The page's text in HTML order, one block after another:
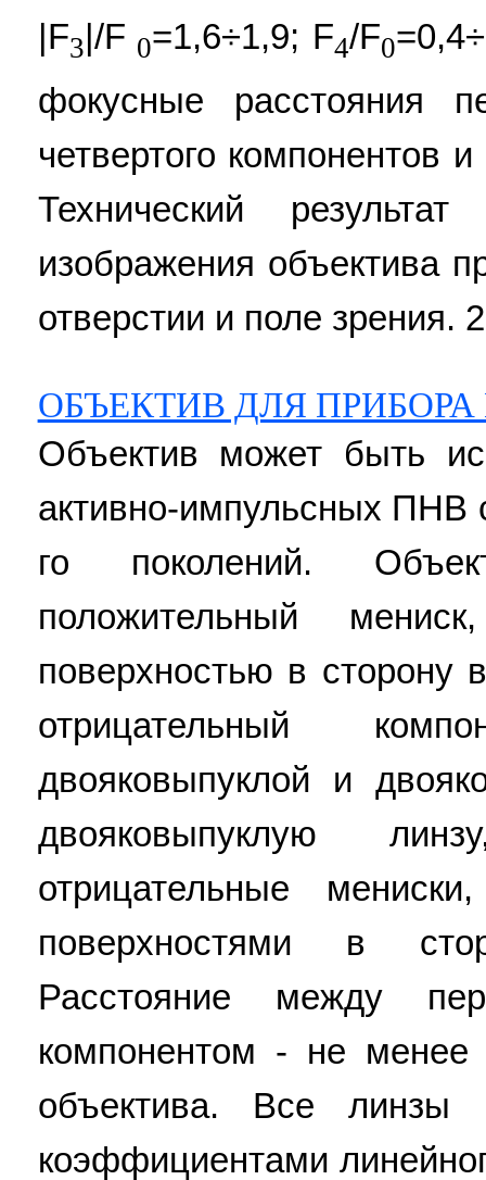
|F3|/F 0=1,6÷1,9; F4/F0
фокусные расстояния
четвертого компонентов
Технический
изображения объектива
отверстии и поле зрения.
ОБЪЕКТИВ ДЛЯ
Объектив может быть
активно-импульсных
го поколений.
положительный
поверхностью в сторону
отрицательный
двояковыпуклой и
двояковыпуклую
отрицательные
поверхностями в
Расстояние между
компонентом - не менее
объектива. Все
коэффициентами